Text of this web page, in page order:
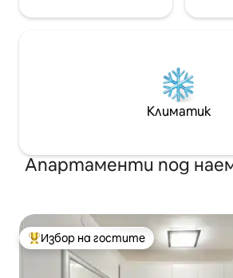
Климатик
Апартаменти под
Най-популярен избор на гостите
Избор на гостите